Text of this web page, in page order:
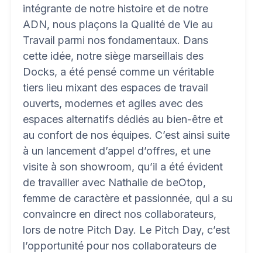
intégrante de notre histoire et de notre
ADN, nous plaçons la Qualité de Vie au
Travail parmi nos fondamentaux. Dans
cette idée, notre siège marseillais des
Docks, a été pensé comme un véritable
tiers lieu mixant des espaces de travail
ouverts, modernes et agiles avec des
espaces alternatifs dédiés au bien-être et
au confort de nos équipes. C’est ainsi suite
à un lancement d’appel d’offres, et une
visite à son showroom, qu’il a été évident
de travailler avec Nathalie de beOtop,
femme de caractère et passionnée, qui a su
convaincre en direct nos collaborateurs,
lors de notre Pitch Day. Le Pitch Day, c’est
l’opportunité pour nos collaborateurs de